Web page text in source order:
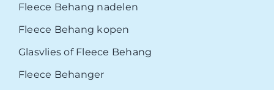
Fleece Behang nadelen
Fleece Behang kopen
Glasvlies of Fleece Behang
Fleece Behanger